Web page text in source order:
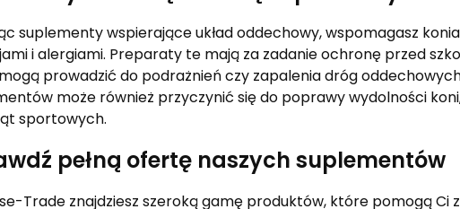
suplementy wspierające układ oddechowy, wspomagasz
i alergiami. Preparaty te mają za zadanie ochronę przed
prowadzić do podrażnień czy zapalenia dróg
może również przyczynić się do poprawy wydolności
sportowych.
pełną ofertę naszych suplementów
Trade znajdziesz szeroką gamę produktów, które pomogą Ci